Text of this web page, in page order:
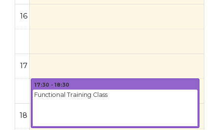
16
17
18
17:30 - 18:30
Functional Training Class